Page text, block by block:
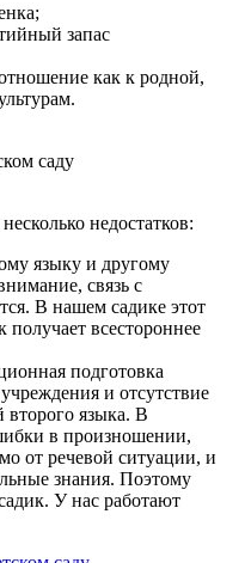
запас
как к родной,
недостатков:
языку и другому
связь с
В нашем садике этот
получает всестороннее
подготовка
и отсутствие
второго языка. В
в произношении,
от речевой ситуации, и
знания. Поэтому
У нас работают